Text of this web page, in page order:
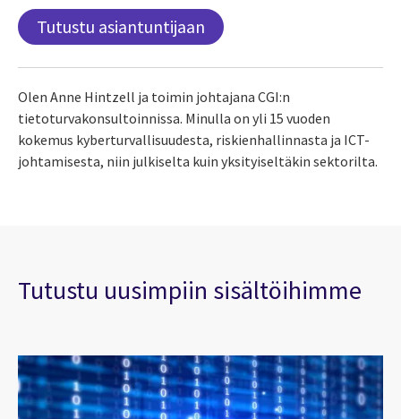
Tutustu asiantuntijaan
Olen Anne Hintzell ja toimin johtajana CGI:n
tietoturvakonsultoinnissa. Minulla on yli 15 vuoden
kokemus kyberturvallisuudesta, riskienhallinnasta ja ICT-
johtamisesta, niin julkiselta kuin yksityiseltäkin sektorilta.
Tutustu uusimpiin sisältöihimme